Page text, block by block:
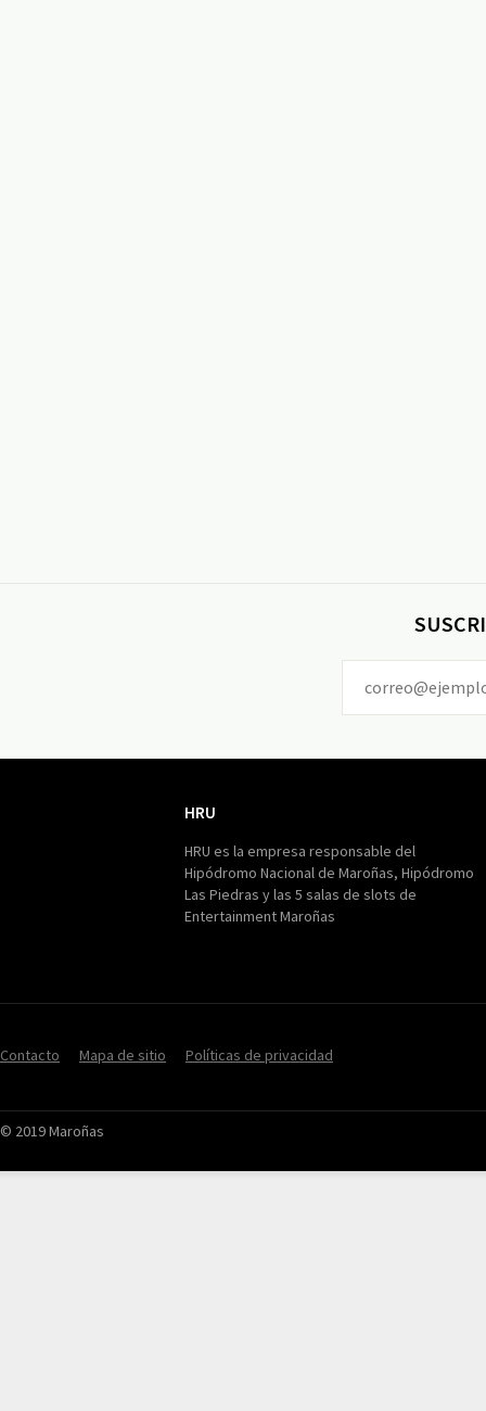
HRU
HRU es la empresa responsable del
Hipódromo Nacional de Maroñas, Hipódromo
Las Piedras y las 5 salas de slots de
Entertainment Maroñas
Contacto Mapa de sitio Políticas de privacidad
© 2019 Maroñas